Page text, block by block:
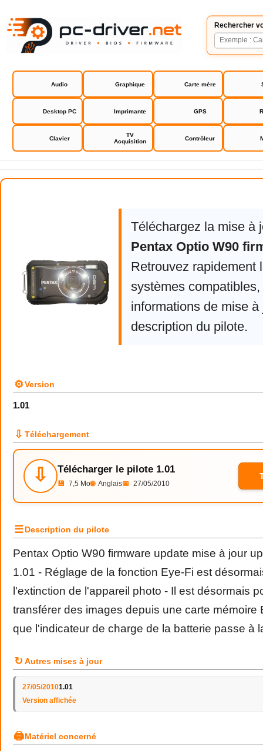
Rechercher
Audio Graphique Carte mère
Desktop PC Imprimante GPS
Clavier
TV
Acquisition
Contrôleur
Pentax Optio W90 firmware
Téléchargez la mise à
Pentax Optio W90
Retrouvez rapidement
systèmes compatibles,
informations de mise à
description du pilote.
⚙Version
1.01
⇩ Téléchargement
⇩ Télécharger le pilote 1.01
💾 7,5 Mo🌐 Anglais📅 27/05/2010
☰Description du pilote
Pentax Optio W90 firmware update mise à jour
1.01 - Réglage de la fonction Eye-Fi est
l'extinction de l'appareil photo - Il est désormais
transférer des images depuis une carte mémoire
que l'indicateur de charge de la batterie passe à
↻ Autres mises à jour
27/05/20101.01
Version affichée
🖨Matériel concerné